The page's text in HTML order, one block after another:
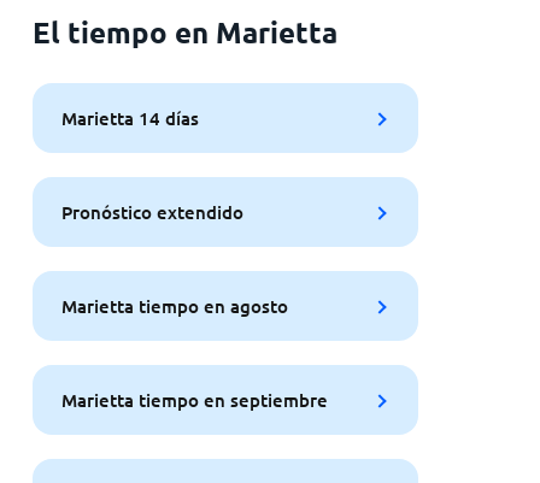
El tiempo en Marietta
Marietta 14 días
Pronóstico extendido
Marietta tiempo en agosto
Marietta tiempo en septiembre